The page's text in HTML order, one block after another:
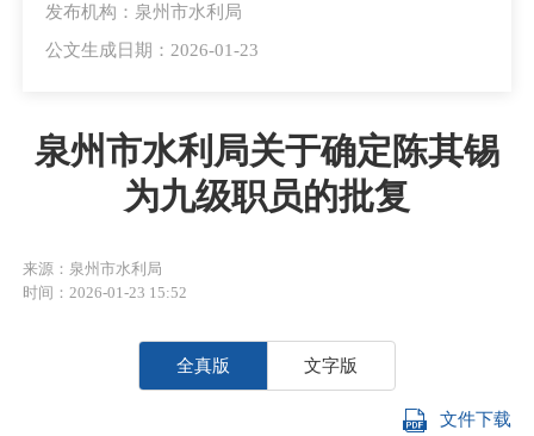
发布机构：泉州市水利局
公文生成日期：2026-01-23
泉州市水利局关于确定陈其锡
为九级职员的批复
来源：泉州市水利局
时间：2026-01-23 15:52
全真版 文字版
文件下载